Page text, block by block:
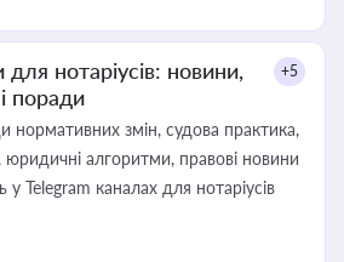
нотаріусів: новини,
поради
+5
нормативних змін, судова практика,
юридичні алгоритми, правові новини
Telegram каналах для нотаріусів